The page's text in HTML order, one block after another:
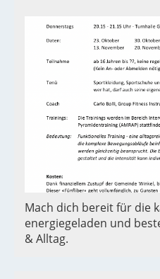
Mach dich bereit für die
energiegeladen und
& Alltag.